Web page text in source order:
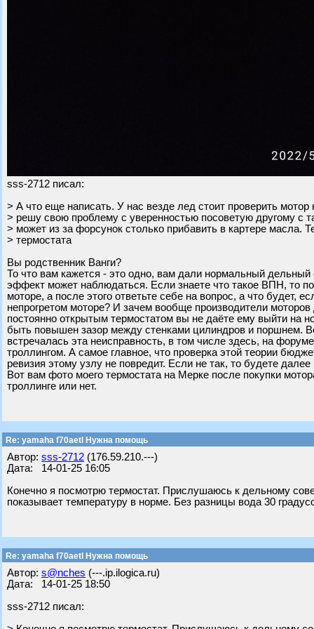
sss-2712 писал:
> А что еще написать. У нас везде лед стоит проверить мотор
> решу свою проблему с уверенностью посоветую другому с
> может из за форсунок столько прибавить в картере масла.
> термостата
Вы родственник Ванги?
То что вам кажется - это одно, вам дали нормальный дельный
эффект может наблюдаться. Если знаете что такое ВПН, то
моторе, а после этого ответьте себе на вопрос, а что будет,
непрогретом моторе? И зачем вообще производители
постоянно открытым термостатом вы не даёте ему выйти на
быть повышен зазор между стенками цилиндров и поршнем.
встречалась эта неисправность, в том числе здесь, на
троллингом. А самое главное, что проверка этой теории
ревизия этому узлу не повредит. Если не так, то будете
Вот вам фото моего термостата на Мерке после покупки
троллинге или нет.
Re: yamaha f70aetl Нужна помощь
Автор: sss-2712 (176.59.210.---)
Дата: 14-01-25 16:05
Конечно я посмотрю термостат. Прислушаюсь к дельному
показывает температуру в норме. Без разницы вода 30
Re: yamaha f70aetl Нужна помощь
Автор: s@nches (---.ip.ilogica.ru)
Дата: 14-01-25 18:50
sss-2712 писал: